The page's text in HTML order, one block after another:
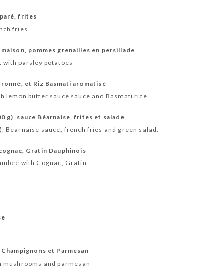
frites
fries
pommes grenailles en persillade
with parsley potatoes
et Riz Basmati aromatisé
lemon butter sauce sauce and Basmati rice
g), sauce Béarnaise, frites et salade
Bearnaise sauce, french fries and green salad.
Gratin Dauphinois
with Cognac, Gratin
et Parmesan
and parmesan